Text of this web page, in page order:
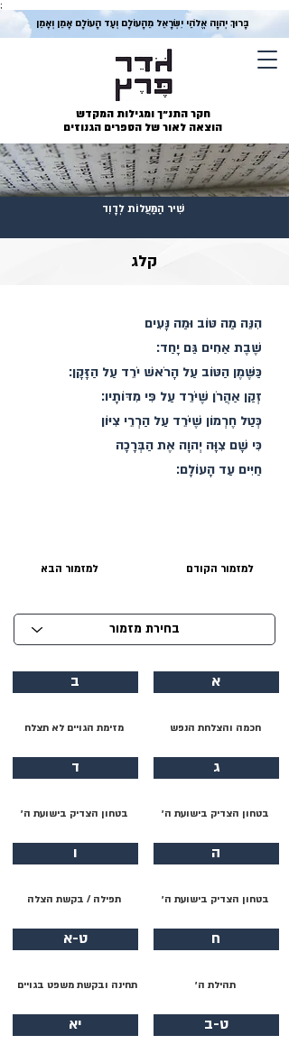
;
בָּרוּךְ יְהוָה אֱלֹהֵי יִשְׂרָאֵל מֵהָעוֹלָם וְעַד הָעוֹלָם אָמֵן וְאָמֵן
חקר התנ״ך ומגילות המקדש
הוצאה לאור של הספרים הגנוזים
שִׁיר הַמַּעֲלוֹת לְדָוִד
קלג
הִנֵּה מַה טּוֹב וּמַה נָּעִים
שֶׁבֶת אַחִים גַּם יָחַד׃
כַּשֶּׁמֶן הַטּוֹב עַל הָרֹאשׁ יֹרֵד עַל הַזָּקָן׃
זְקַן אַהֲרֹן שֶׁיֹּרֵד עַל פִּי מִדּוֹתָיו׃
כְּטַל חֶרְמוֹן שֶׁיֹּרֵד עַל הַרְרֵי צִיּוֹן
כִּי שָׁם צִוָּה יְהוָה אֶת הַבְּרָכָה
חַיִּים עַד הָעוֹלָם׃
למזמור הבא למזמור הקודם
א
חכמה והצלחת הנפש
ג
בטחון הצדיק בישועת ה׳
ה
בטחון הצדיק בישועת ה׳
ח
תהילת ה׳
ט-ב
ב
מזימת הגויים לא תצלח
ד
בטחון הצדיק בישועת ה׳
ו
תפילה / בקשת הצלה
ט-א
תחינה ובקשת משפט בגויים
יא